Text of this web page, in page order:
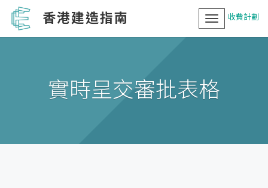
香港建造指南 收費計劃
Toggle
navigation
實時呈交審批表格